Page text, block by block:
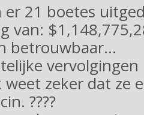
er 21 boetes
van:
betrouwbaar...
weet zeker dat ze
????